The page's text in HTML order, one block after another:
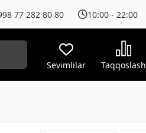
77 282 80 80 10:00 - 22:00
Sevimlilar Taqqoslash